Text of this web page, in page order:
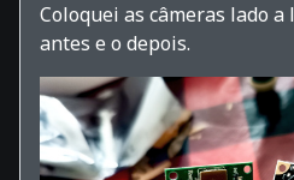
Coloquei as câmeras lado
antes e o depois.